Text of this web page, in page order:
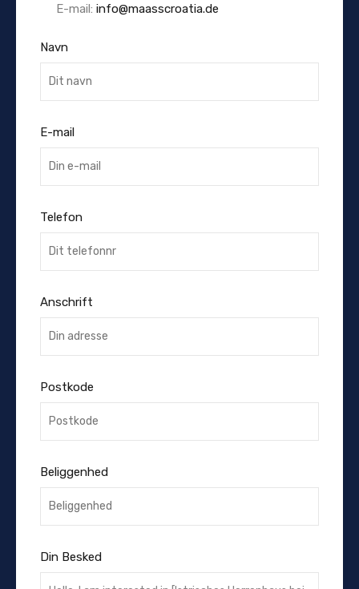
E-mail: info@maasscroatia.de
Navn
E-mail
Telefon
Anschrift
Postkode
Beliggenhed
Din Besked